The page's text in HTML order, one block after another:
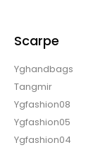
Scarpe
Yghandbags
Tangmir
Ygfashion08
Ygfashion05
Ygfashion04